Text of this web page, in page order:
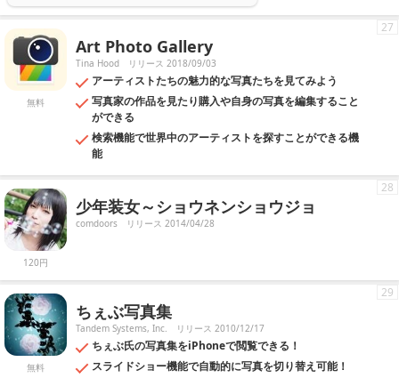
無料
Art Photo Gallery
Tina Hood リリース 2018/09/03
アーティストたちの魅力的な写真たちを見てみよう
写真家の作品を見たり購入や自身の写真を編集すること
ができる
検索機能で世界中のアーティストを探すことができる機
能
27
120円
少年装女～ショウネンショウジョ
comdoors リリース 2014/04/28
28
無料
ちぇぶ写真集
Tandem Systems, Inc. リリース 2010/12/17
ちぇぶ氏の写真集をiPhoneで閲覧できる！
スライドショー機能で自動的に写真を切り替え可能！
29